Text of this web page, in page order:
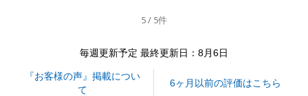
いましたらお気兼ねなくお申し付けくださいませ。
閉じる
5 / 5件
毎週更新予定 最終更新日：8月6日
『お客様の声』掲載につい
て
6ヶ月以前の評価はこちら